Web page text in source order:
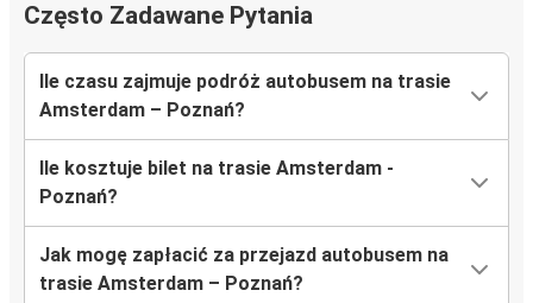
Często Zadawane Pytania
Ile czasu zajmuje podróż autobusem na trasie
Amsterdam – Poznań?
Ile kosztuje bilet na trasie Amsterdam -
Poznań?
Jak mogę zapłacić za przejazd autobusem na
trasie Amsterdam – Poznań?